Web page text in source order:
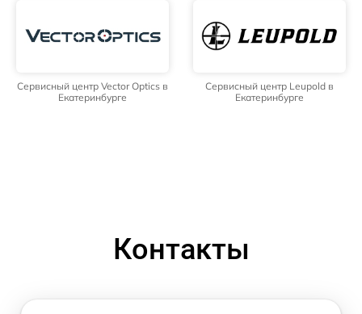
Сервисный центр Vector Optics в
Екатеринбурге
Сервисный центр Leupold в
Екатеринбурге
Контакты